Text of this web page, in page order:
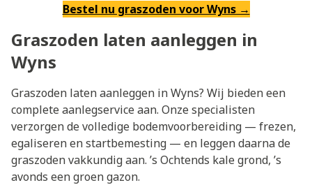
Bestel nu graszoden voor Wyns →
Graszoden laten aanleggen in
Wyns
Graszoden laten aanleggen in Wyns? Wij bieden een
complete aanlegservice aan. Onze specialisten
verzorgen de volledige bodemvoorbereiding — frezen,
egaliseren en startbemesting — en leggen daarna de
graszoden vakkundig aan. ’s Ochtends kale grond, ’s
avonds een groen gazon.